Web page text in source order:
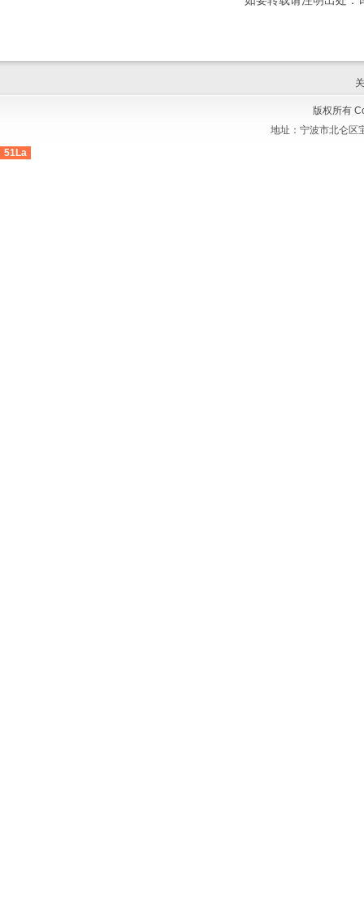
版权所有
地址： 宁波市北仑区
51La